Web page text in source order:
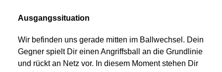
Ausgangssituation
Wir befinden uns gerade mitten im Ballwechsel. Dein
Gegner spielt Dir einen Angriffsball an die Grundlinie
und rückt an Netz vor. In diesem Moment stehen Dir